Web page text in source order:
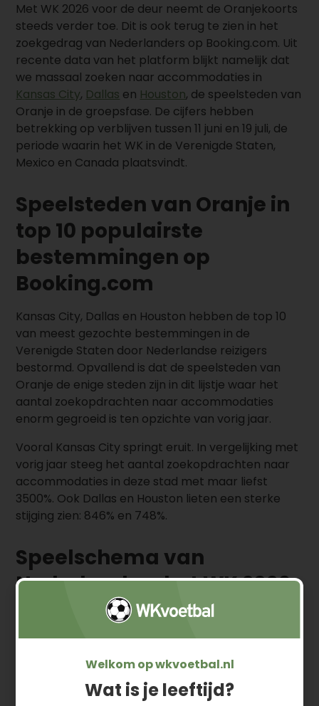
Met WK 2026 voor de deur neemt de Oranjekoorts
steeds verder toe. Dit is ook terug te zien in het
zoekgedrag van Nederlanders op Booking.com. Uit
recente data van het platform blijkt namelijk dat
we massaal zoeken naar accommodaties in
Kansas City, Dallas en Houston, de speelsteden van
Oranje in de groepsfase. De cijfers hebben
betrekking op verblijven tussen 11 juni en 19 juli, de
periode waarin het WK in de Verenigde Staten,
Mexico en Canada plaatsvindt.
Speelsteden van Oranje in
top 10 populairste
bestemmingen op
Booking.com
Kansas City, Dallas en Houston hebben de top 10
van meest gezochte bestemmingen in de
Verenigde Staten door Nederlandse reizigers
bestormd. Opvallend is dat de speelsteden van
Oranje de enige steden zijn in dit lijstje waar het
aantal zoekopdrachten naar accommodaties
enorm gegroeid is ten opzichte van vorig jaar.
Vooral Kansas City springt eruit. In vergelijking met
vorig jaar steeg het aantal zoekopdrachten naar
accommodaties in deze stad met maar liefst
3500%. Ook Dallas en Houston lieten een sterke
stijging zien: 846% en 748%.
Speelschema van
Nederland op het WK 2026
Het WK 2026 begint voor Oranje in Dallas met de
laatste groepswedstrijd wordt gespeeld in Kansas
City tegen Tunesië.
Welkom op wkvoetbal.nl
Wat is je leeftijd?